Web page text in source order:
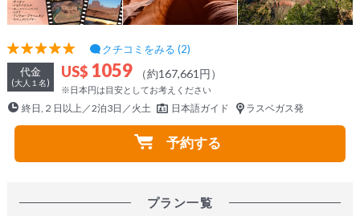
クチコミをみる (2)
代金
(大人１名)
US$ 1059 （約167,661円）
※日本円は目安としてお考えください
終日,２日以上／2泊3日／火土 日本語ガイド ラスベガス発
予約する
プラン一覧